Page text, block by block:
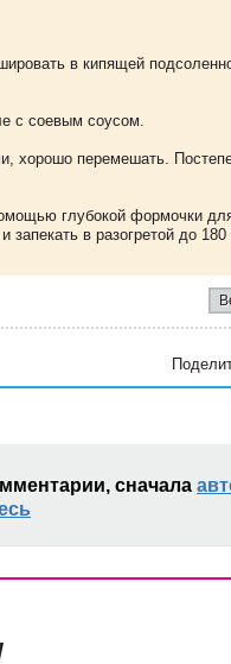
в кипящей
с соевым соусом.
хорошо перемешать.
глубокой формочки
в разогретой до 180
сначала